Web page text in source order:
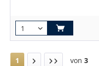
1 von 3